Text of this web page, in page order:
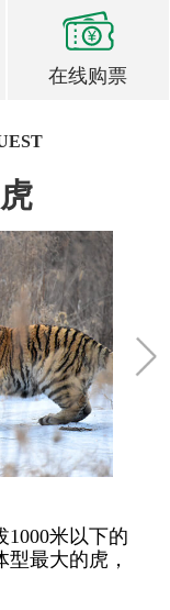
在线购票
米以下的
最大的虎，